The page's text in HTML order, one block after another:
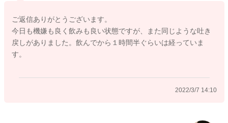
2022/3/7 11:39
ご返信ありがとうございます。
今日も機嫌も良く飲みも良い状態ですが、また同じような吐き
戻しがありました。飲んでから１時間半ぐらいは経っていま
す。
2022/3/7 14:10